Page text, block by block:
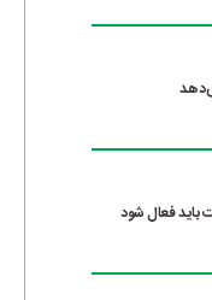
باید فعال شود